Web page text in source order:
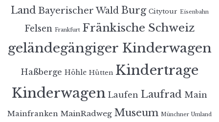
Land Bayerischer Wald Burg Citytour Eisenbahn
Felsen Frankfurt Fränkische Schweiz
geländegängiger Kinderwagen
Haßberge Höhle Hütten Kindertrage
Kinderwagen Laufen Laufrad Main
Mainfranken MainRadweg Museum Münchner Umland